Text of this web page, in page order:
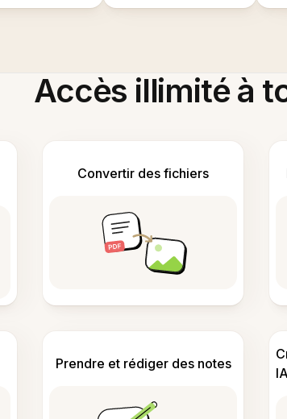
Accès illimité à
Convertir des fichiers
Prendre et rédiger des notes
IA